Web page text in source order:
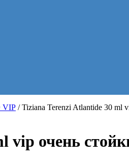
VIP / Tiziana Terenzi Atlantide 30 ml
vip очень